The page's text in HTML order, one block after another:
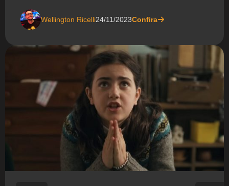
Wellington Ricelli24/11/2023Confira